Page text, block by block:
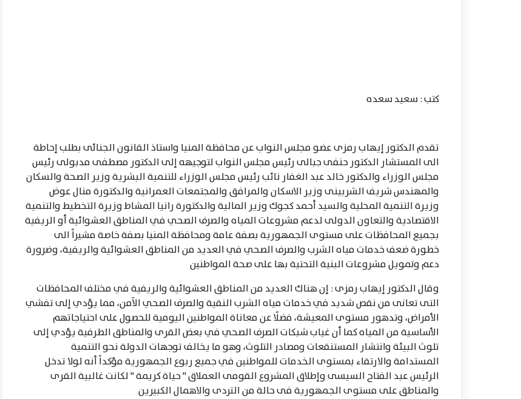
كتب : سعيد سعده
تقدم الدكتور إيهاب رمزى عضو مجلس النواب عن محافظة المنيا واستاذ القانون الجنائى بطلب إحاطة
الى المستشار الدكتور حنفى جبالى رئيس مجلس النواب لتوجيهه إلى الدكتور مصطفى مدبولى رئيس
مجلس الوزراء والدكتور خالد عبد الغفار نائب رئيس مجلس الوزراء للتنمية البشرية وزير الصحة والسكان
والمهندس شريف الشربينى وزير الاسكان والمرافق والمجتمعات العمرانية والدكتورة منال عوض
وزيرة التنمية المحلية والسيد أحمد كجوك وزير المالية والدكتورة رانيا المشاط وزيرة التخطيط والتنمية
الاقتصادية والتعاون الدولى لدعم مشروعات المياه والصرف الصحي في المناطق العشوائية أو الريفية
بجميع المحافظات على مستوى الجمهورية بصفة عامة ومحافظة المنيا بصفة خاصة مشيراً الى
خطورة ضعف خدمات مياه الشرب والصرف الصحي في العديد من المناطق العشوائية والريفية، وضرورة
دعم وتمويل مشروعات البنية التحتية بها على صحة المواطنين
وقال الدكتور إيهاب رمزى : إن هناك العديد من المناطق العشوائية والريفية في مختلف المحافظات
التى تعانى من نقص شديد في خدمات مياه الشرب النقية والصرف الصحي الآمن، مما يؤدي إلى تفشي
الأمراض، وتدهور مستوى المعيشة، فضلًا عن معاناة المواطنين اليومية للحصول على احتياجاتهم
الأساسية من المياه كما أن غياب شبكات الصرف الصحي في بعض القرى والمناطق الطرفية يؤدي إلى
تلوث البيئة وانتشار المستنقعات ومصادر التلوث، وهو ما يخالف توجهات الدولة نحو التنمية
المستدامة والارتقاء بمستوى الخدمات للمواطنين في جميع ربوع الجمهورية مؤكداً أنه لولا تدخل
الرئيس عبد الفتاح السيسى وإطلاق المشروع القومى العملاق " حياة كريمة " لكانت غالبية القرى
والمناطق على مستوى الجمهورية فى حالة من التردى والاهمال الكبيرين